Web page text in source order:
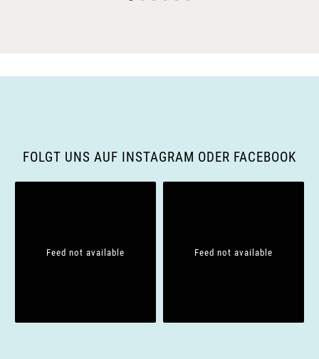
FOLGT UNS AUF INSTAGRAM ODER FACEBOOK
Feed not available Feed not available